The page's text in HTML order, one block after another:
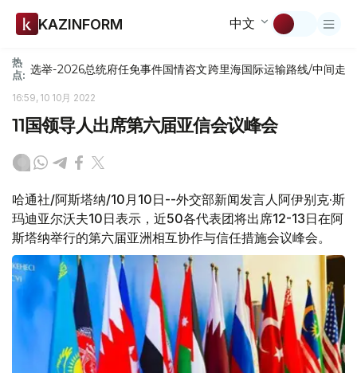
KAZINFORM 中文
热
点: 选举-2026总统府任免事件国情咨文跨里海国际运输路线/中间走廊
16:59, 10 10月 2022
11国领导人出席第六届亚信会议峰会
哈通社/阿斯塔纳/10月10日--外交部新闻发言人阿伊别克·斯
玛迪亚尔沃夫10日表示，近50各代表团将出席12-13日在阿
斯塔纳举行的第六届亚洲相互协作与信任措施会议峰会。